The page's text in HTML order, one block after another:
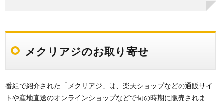
メクリアジのお取り寄せ
番組で紹介された「メクリアジ」は、楽天ショップなどの通販サイ
トや産地直送のオンラインショップなどで旬の時期に販売されま